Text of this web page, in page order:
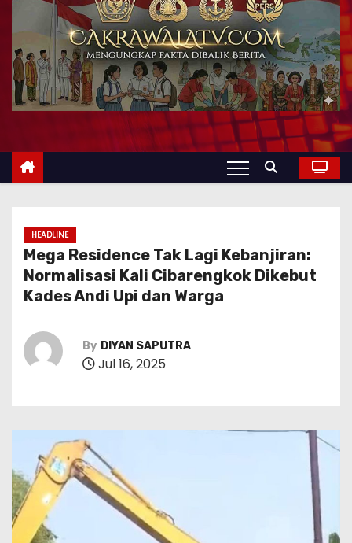
HEADLINE
Mega Residence Tak Lagi Kebanjiran:
Normalisasi Kali Cibarengkok Dikebut
Kades Andi Upi dan Warga
By DIYAN SAPUTRA
Jul 16, 2025